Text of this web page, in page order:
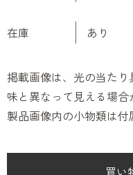
在庫 あり
掲載画像は、光の当た
味と異なって見える場合
製品画像内の小物類は付